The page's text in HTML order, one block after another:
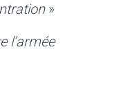
»
l’armée